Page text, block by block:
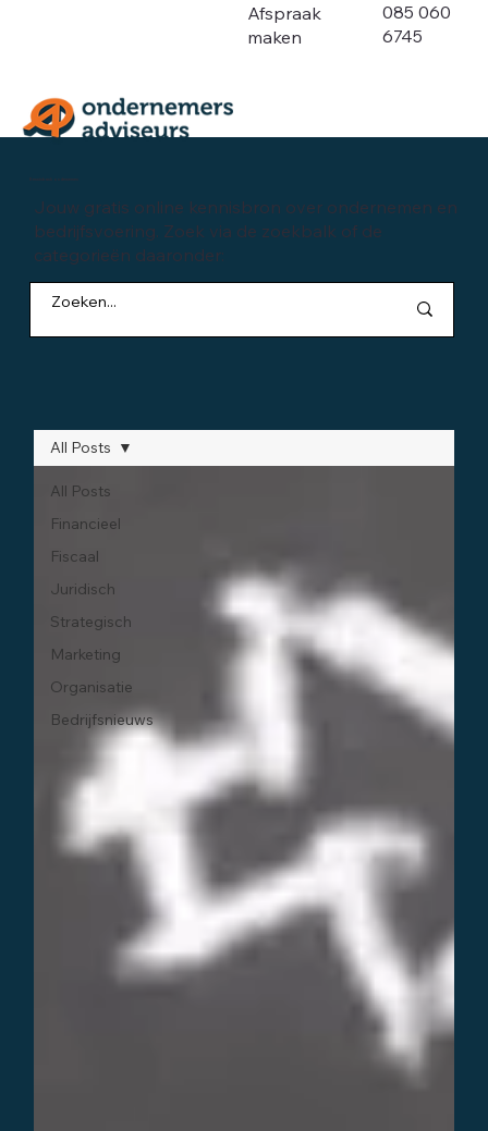
Afspraak
maken
085 060
6745
Kennisbank ondernemen
Jouw gratis online kennisbron over ondernemen en
bedrijfsvoering. Zoek via de zoekbalk of de
categorieën daaronder:
All Posts
Financieel
Fiscaal
Juridisch
Strategisch
Marketing
Organisatie
Bedrijfsnieuws
All Posts